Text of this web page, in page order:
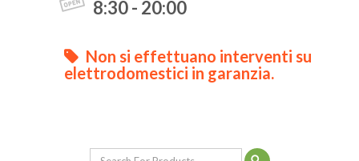
8:30 - 20:00
Non si effettuano interventi su
elettrodomestici in garanzia.